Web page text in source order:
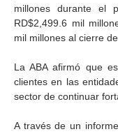
millones durante el
RD$2,499.6 mil
mil millones al cierre
La ABA afirmó que
clientes en las
sector de continuar
A través de un